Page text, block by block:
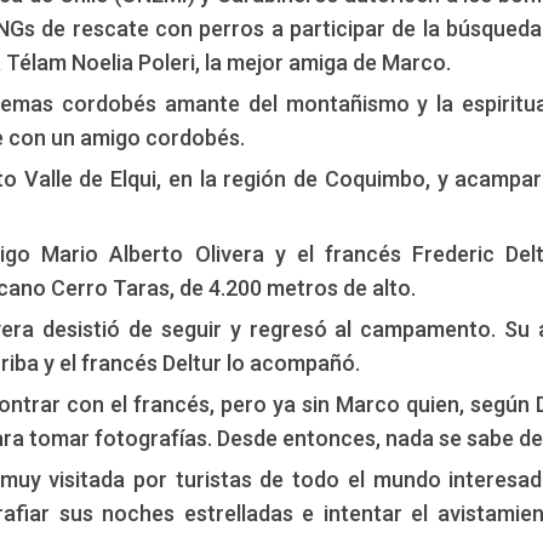
de rescate con perros a participar de la
Noelia Poleri, la mejor amiga de Marco.
cordobés amante del montañismo y la
con un amigo cordobés.
Valle de Elqui, en la región de Coquimbo, y
Mario Alberto Olivera y el francés Frederic
Cerro Taras, de 4.200 metros de alto.
desistió de seguir y regresó al campamento. Su
y el francés Deltur lo acompañó.
con el francés, pero ya sin Marco quien, según
tomar fotografías. Desde entonces, nada se sabe
visitada por turistas de todo el mundo
sus noches estrelladas e intentar el